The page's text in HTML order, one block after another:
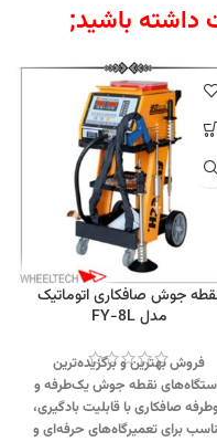
باشید;
جوش صافکاری اتوماتیک
مدل FY-8L
فروش بهترین و برگزیده‌ترین
نقطه جوش یک‌طرفه و
صافکاری با قابلیت بادگیری،
برای تعمیرگاه‌های حرفه‌ای و